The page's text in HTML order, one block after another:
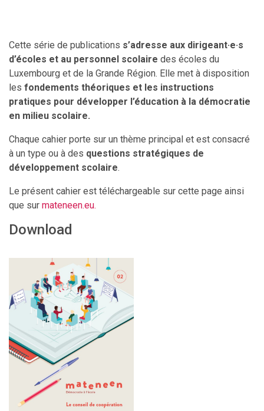
Cette série de publications s’adresse aux dirigeant·e·s
d’écoles et au personnel scolaire des écoles du
Luxembourg et de la Grande Région. Elle met à disposition
les fondements théoriques et les instructions
pratiques pour développer l’éducation à la démocratie
en milieu scolaire.
Chaque cahier porte sur un thème principal et est consacré
à un type ou à des questions stratégiques de
développement scolaire.
Le présent cahier est téléchargeable sur cette page ainsi
que sur mateneen.eu.
Download